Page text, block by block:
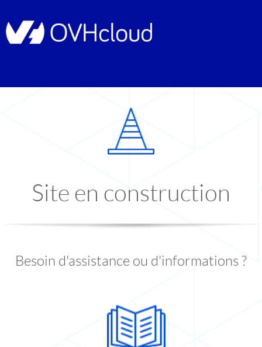
Site en construction
Besoin d'assistance ou d'informations ?